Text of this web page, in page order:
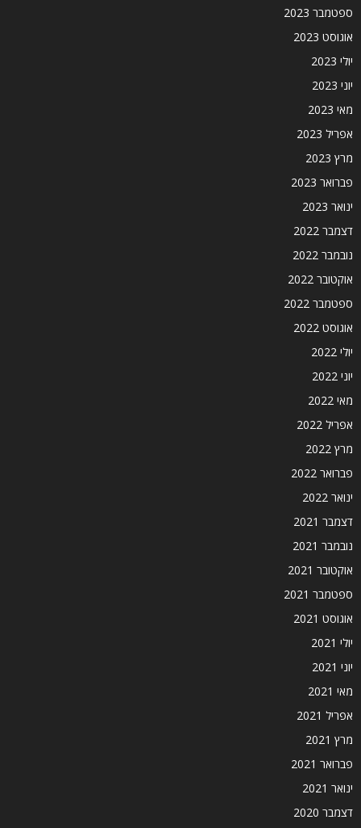
ספטמבר 2023
אוגוסט 2023
יולי 2023
יוני 2023
מאי 2023
אפריל 2023
מרץ 2023
פברואר 2023
ינואר 2023
דצמבר 2022
נובמבר 2022
אוקטובר 2022
ספטמבר 2022
אוגוסט 2022
יולי 2022
יוני 2022
מאי 2022
אפריל 2022
מרץ 2022
פברואר 2022
ינואר 2022
דצמבר 2021
נובמבר 2021
אוקטובר 2021
ספטמבר 2021
אוגוסט 2021
יולי 2021
יוני 2021
מאי 2021
אפריל 2021
מרץ 2021
פברואר 2021
ינואר 2021
דצמבר 2020